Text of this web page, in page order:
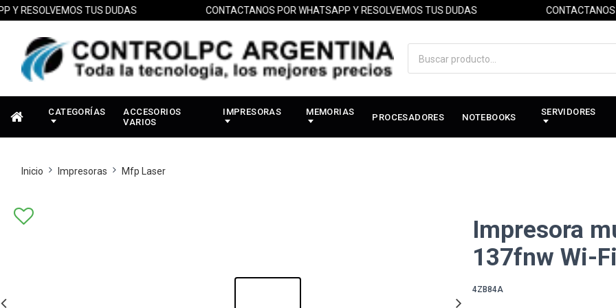
TUS DUDAS CONTACTANOS POR WHATSAPP Y RESOLVEMOS TUS DUDAS CONTACTANOS POR
CATEGORÍAS
ACCESORIOS
VARIOS
IMPRESORAS MEMORIAS PROCESADORES NOTEBOOKS SERVIDORES
Inicio Impresoras Mfp Laser
Impresora
137fnw Wi-Fi
4ZB84A